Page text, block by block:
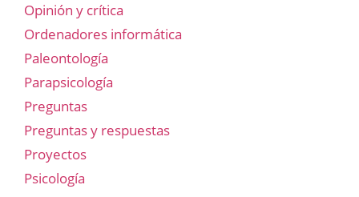
Opinión y crítica
Ordenadores informática
Paleontología
Parapsicología
Preguntas
Preguntas y respuestas
Proyectos
Psicología